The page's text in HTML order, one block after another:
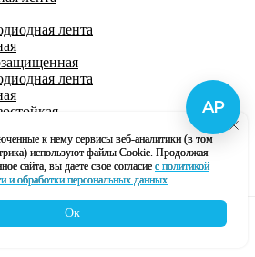
лента
лента
лента
лента
в силиконе
к нему сервисы веб-аналитики (в том
используют файлы Cookie. Продолжая
сайта, вы даете свое согласие с политикой
и обработки персональных данных
Ок